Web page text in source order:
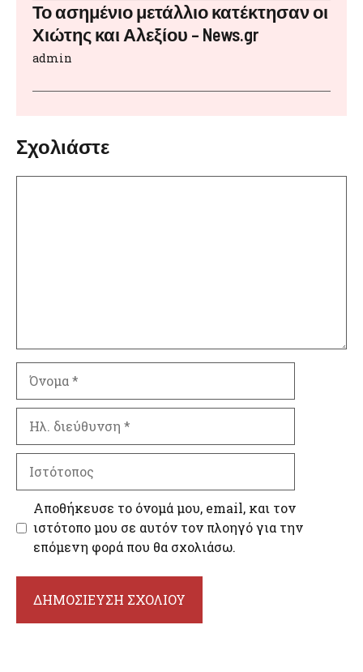
Το ασημένιο μετάλλιο κατέκτησαν οι
Χιώτης και Αλεξίου – News.gr
admin
Σχολιάστε
διεύθυνση
Αποθήκευσε το όνομά μου, email, και τον
ιστότοπο μου σε αυτόν τον πλοηγό για την
επόμενη φορά που θα σχολιάσω.